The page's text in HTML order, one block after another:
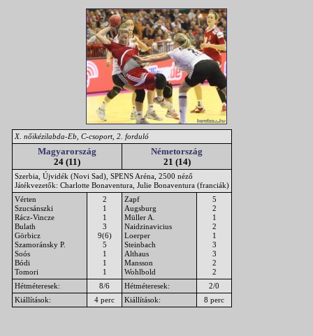
X. nőikézilabda-Eb, C-csoport, 2. forduló
Magyarország
24 (11)
Németország
21 (14)
Szerbia, Újvidék (Novi Sad), SPENS Aréna, 2500 néző
Játékvezetők: Charlotte Bonaventura, Julie Bonaventura (franciák)
Vérten
Szucsánszki
Rácz-Vincze
Bulath
Görbicz
Szamoránsky P.
Soós
Bódi
Tomori
2
1
1
3
9(6)
5
1
1
1
Zapf
Augsburg
Müller A.
Naidzinavicius
Loerper
Steinbach
Althaus
Mansson
Wohlbold
5
2
1
2
1
3
3
2
2
Hétméteresek:
8/6 Hétméteresek:
2/0
Kiállítások:
4 perc Kiállítások: 8 perc